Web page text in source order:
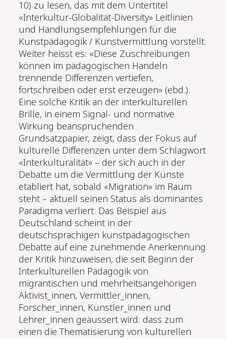
10) zu lesen, das mit dem Untertitel
«Interkultur-Globalität-Diversity» Leitlinien
und Handlungsempfehlungen für die
Kunstpädagogik / Kunstvermittlung vorstellt.
Weiter heisst es: «Diese Zuschreibungen
können im pädagogischen Handeln
trennende Differenzen vertiefen,
fortschreiben oder erst erzeugen» (ebd.).
Eine solche Kritik an der interkulturellen
Brille, in einem Signal- und normative
Wirkung beanspruchenden
Grundsatzpapier, zeigt, dass der Fokus auf
kulturelle Differenzen unter dem Schlagwort
«Interkulturalität» – der sich auch in der
Debatte um die Vermittlung der Künste
etabliert hat, sobald «Migration» im Raum
steht – aktuell seinen Status als dominantes
Paradigma verliert. Das Beispiel aus
Deutschland scheint in der
deutschsprachigen kunstpädagogischen
Debatte auf eine zunehmende Anerkennung
der Kritik hinzuweisen, die seit Beginn der
Interkulturellen Pädagogik von
migrantischen und mehrheitsangehörigen
Aktivist_innen, Vermittler_innen,
Forscher_innen, Künstler_innen und
Lehrer_innen geäussert wird: dass zum
einen die Thematisierung von kulturellen